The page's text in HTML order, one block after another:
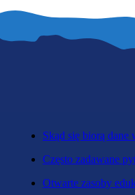
Skąd się biorą
Często zadawane
Otwarte zasoby